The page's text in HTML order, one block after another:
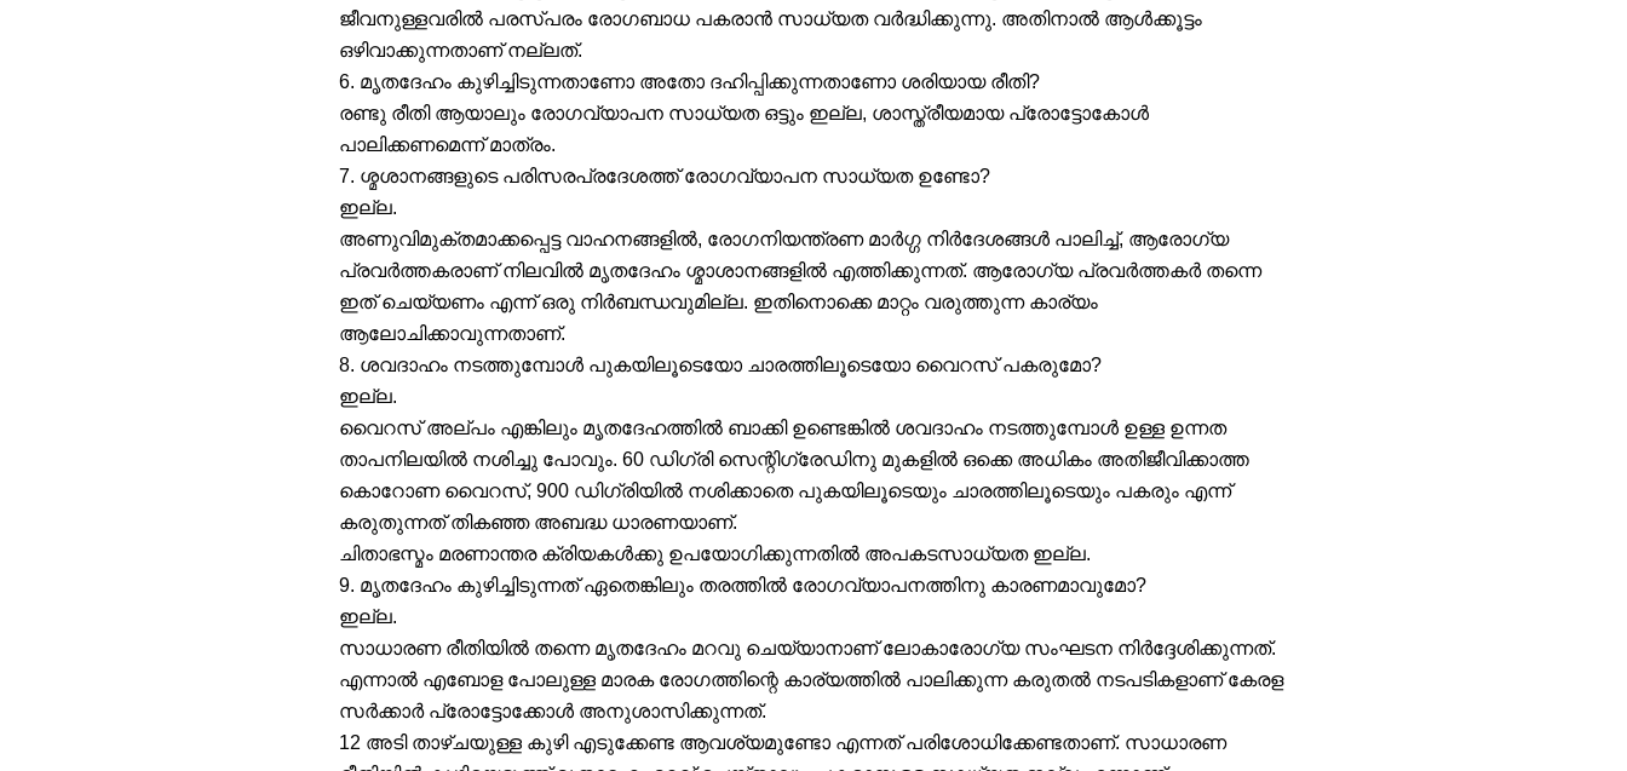
ജീവനുള്ളവരിൽ പരസ്പരം രോഗബാധ പകരാൻ സാധ്യത വർദ്ധിക്കുന്നു. അതിനാൽ ആൾക്കൂട്ടം
ഒഴിവാക്കുന്നതാണ് നല്ലത്.
6. മൃതദേഹം കുഴിച്ചിടുന്നതാണോ അതോ ദഹിപ്പിക്കുന്നതാണോ ശരിയായ രീതി?
രണ്ടു രീതി ആയാലും രോഗവ്യാപന സാധ്യത ഒട്ടും ഇല്ല, ശാസ്ത്രീയമായ പ്രോട്ടോകോൾ
പാലിക്കണമെന്ന് മാത്രം.
7. ശ്മശാനങ്ങളുടെ പരിസരപ്രദേശത്ത് രോഗവ്യാപന സാധ്യത ഉണ്ടോ?
ഇല്ല.
അണുവിമുക്തമാക്കപ്പെട്ട വാഹനങ്ങളിൽ, രോഗനിയന്ത്രണ മാർഗ്ഗ നിർദേശങ്ങൾ പാലിച്ച്, ആരോഗ്യ
പ്രവർത്തകരാണ് നിലവിൽ മൃതദേഹം ശ്മാശാനങ്ങളിൽ എത്തിക്കുന്നത്. ആരോഗ്യ പ്രവർത്തകർ തന്നെ
ഇത് ചെയ്യണം എന്ന് ഒരു നിർബന്ധവുമില്ല. ഇതിനൊക്കെ മാറ്റം വരുത്തുന്ന കാര്യം
ആലോചിക്കാവുന്നതാണ്.
8. ശവദാഹം നടത്തുമ്പോൾ പുകയിലൂടെയോ ചാരത്തിലൂടെയോ വൈറസ് പകരുമോ?
ഇല്ല.
വൈറസ് അല്പം എങ്കിലും മൃതദേഹത്തിൽ ബാക്കി ഉണ്ടെങ്കിൽ ശവദാഹം നടത്തുമ്പോൾ ഉള്ള ഉന്നത
താപനിലയിൽ നശിച്ചു പോവും. 60 ഡിഗ്രി സെന്റിഗ്രേഡിനു മുകളിൽ ഒക്കെ അധികം അതിജീവിക്കാത്ത
കൊറോണ വൈറസ്, 900 ഡിഗ്രിയിൽ നശിക്കാതെ പുകയിലൂടെയും ചാരത്തിലൂടെയും പകരും എന്ന്
കരുതുന്നത് തികഞ്ഞ അബദ്ധ ധാരണയാണ്.
ചിതാഭസ്മം മരണാന്തര ക്രിയകൾക്കു ഉപയോഗിക്കുന്നതിൽ അപകടസാധ്യത ഇല്ല.
9. മൃതദേഹം കുഴിച്ചിടുന്നത് ഏതെങ്കിലും തരത്തിൽ രോഗവ്യാപനത്തിനു കാരണമാവുമോ?
ഇല്ല.
സാധാരണ രീതിയിൽ തന്നെ മൃതദേഹം മറവു ചെയ്യാനാണ് ലോകാരോഗ്യ സംഘടന നിർദ്ദേശിക്കുന്നത്.
എന്നാൽ എബോള പോലുള്ള മാരക രോഗത്തിന്റെ കാര്യത്തിൽ പാലിക്കുന്ന കരുതൽ നടപടികളാണ് കേരള
സർക്കാർ പ്രോട്ടോക്കോൾ അനുശാസിക്കുന്നത്.
12 അടി താഴ്ചയുള്ള കുഴി എടുക്കേണ്ട ആവശ്യമുണ്ടോ എന്നത് പരിശോധിക്കേണ്ടതാണ്. സാധാരണ